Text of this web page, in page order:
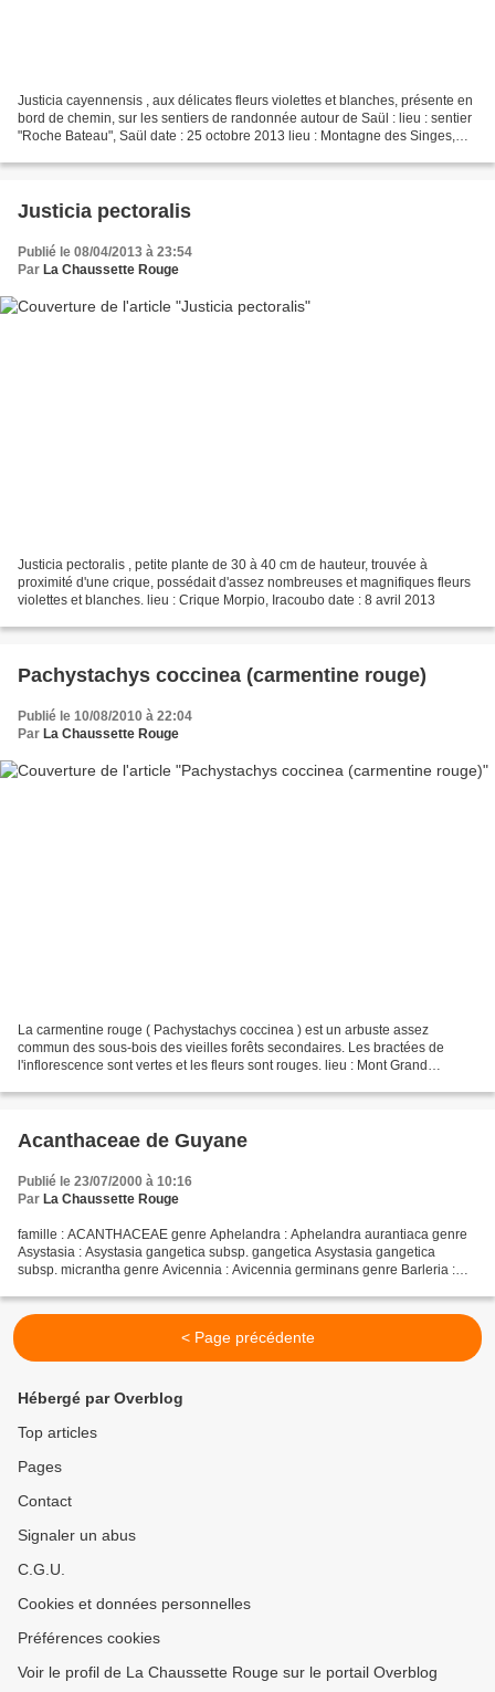
Justicia cayennensis , aux délicates fleurs violettes et blanches, présente en
bord de chemin, sur les sentiers de randonnée autour de Saül : lieu : sentier
"Roche Bateau", Saül date : 25 octobre 2013 lieu : Montagne des Singes,
Justicia pectoralis
Publié le 08/04/2013 à 23:54
Par La Chaussette Rouge
Justicia pectoralis , petite plante de 30 à 40 cm de hauteur, trouvée à
proximité d'une crique, possédait d'assez nombreuses et magnifiques fleurs
violettes et blanches. lieu : Crique Morpio, Iracoubo date : 8 avril 2013
Pachystachys coccinea (carmentine rouge)
Publié le 10/08/2010 à 22:04
Par La Chaussette Rouge
La carmentine rouge ( Pachystachys coccinea ) est un arbuste assez
commun des sous-bois des vieilles forêts secondaires. Les bractées de
l'inflorescence sont vertes et les fleurs sont rouges. lieu : Mont Grand
Acanthaceae de Guyane
Publié le 23/07/2000 à 10:16
Par La Chaussette Rouge
famille : ACANTHACEAE genre Aphelandra : Aphelandra aurantiaca genre
Asystasia : Asystasia gangetica subsp. gangetica Asystasia gangetica
subsp. micrantha genre Avicennia : Avicennia germinans genre Barleria :
< Page précédente
Hébergé par Overblog
Top articles
Pages
Contact
Signaler un abus
C.G.U.
Cookies et données personnelles
Préférences cookies
Voir le profil de La Chaussette Rouge sur le portail Overblog